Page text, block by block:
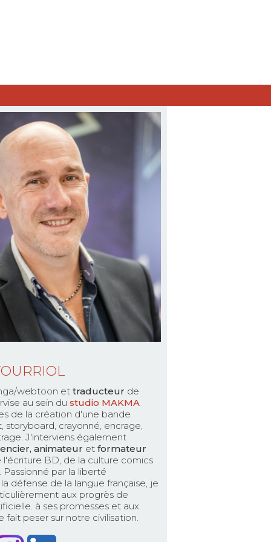
webtoon et traducteur de
au sein du studio MAKMA
de la création d'une bande
storyboard, crayonné, encrage,
J'interviens également
animateur et formateur
BD, de la culture comics
par la liberté
défense de la langue française, je
aux progrès de
à ses promesses et aux
fait peser sur notre civilisation.